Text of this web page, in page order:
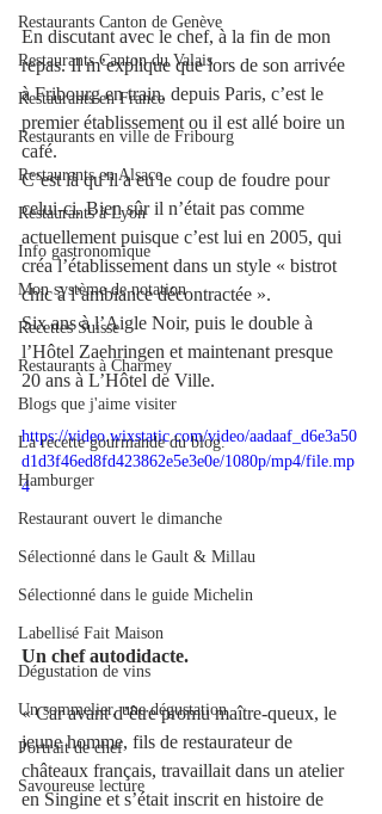
Restaurants Canton de Genève
Restaurants Canton du Valais
Restaurants en France
Restaurants en ville de Fribourg
Restaurants en Alsace
Restaurants à Lyon
Info gastronomique
Mon système de notation
Recettes Suisse
Restaurants à Charmey
Blogs que j'aime visiter
La recette gourmande du blog.
Hamburger
Restaurant ouvert le dimanche
Sélectionné dans le Gault & Millau
Sélectionné dans le guide Michelin
Labellisé Fait Maison
Dégustation de vins
Un sommelier, une dégustation
Portrait de chef
Savoureuse lecture
En discutant avec le chef, à la fin de mon
repas. Il m’explique que lors de son arrivée
à Fribourg en train, depuis Paris, c’est le
premier établissement ou il est allé boire un
café.
C’est là qu’il a eu le coup de foudre pour
celui-ci. Bien sûr il n’était pas comme
actuellement puisque c’est lui en 2005, qui
créa l’établissement dans un style « bistrot
chic à l’ambiance décontractée ».
Six ans à l’Aigle Noir, puis le double à
l’Hôtel Zaehringen et maintenant presque
20 ans à L’Hôtel de Ville.
https://video.wixstatic.com/video/aadaaf_d6e3a50
d1d3f46ed8fd423862e5e3e0e/1080p/mp4/file.mp
4
Un chef autodidacte.
« Car avant d’être promu maître-queux, le
jeune homme, fils de restaurateur de
châteaux français, travaillait dans un atelier
en Singine et s’était inscrit en histoire de